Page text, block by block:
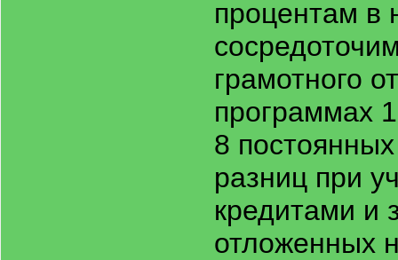
процентам в
грамотного
программах
8
разниц при
кредитами и
отложенных